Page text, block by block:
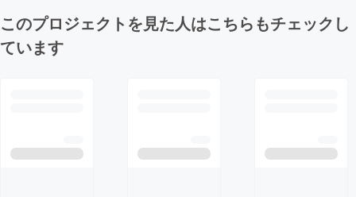
このプロジェクトを見た人はこちらもチェックし
ています